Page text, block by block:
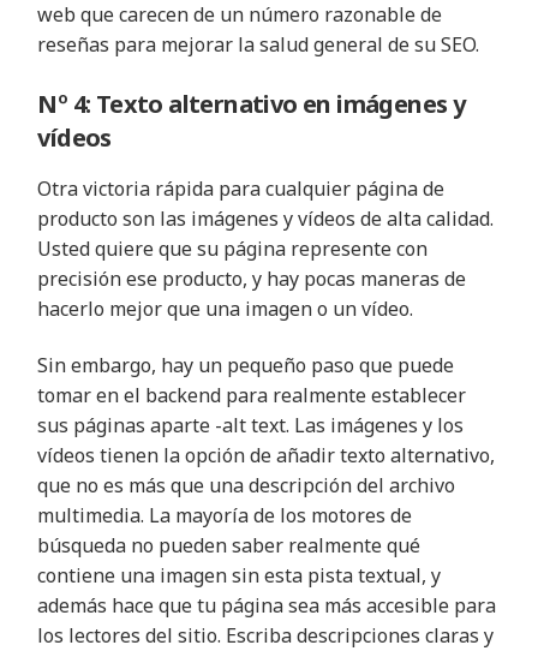
web que carecen de un número razonable de
reseñas para mejorar la salud general de su SEO.
Nº 4: Texto alternativo en imágenes y
vídeos
Otra victoria rápida para cualquier página de
producto son las imágenes y vídeos de alta calidad.
Usted quiere que su página represente con
precisión ese producto, y hay pocas maneras de
hacerlo mejor que una imagen o un vídeo.
Sin embargo, hay un pequeño paso que puede
tomar en el backend para realmente establecer
sus páginas aparte -alt text. Las imágenes y los
vídeos tienen la opción de añadir texto alternativo,
que no es más que una descripción del archivo
multimedia. La mayoría de los motores de
búsqueda no pueden saber realmente qué
contiene una imagen sin esta pista textual, y
además hace que tu página sea más accesible para
los lectores del sitio. Escriba descripciones claras y